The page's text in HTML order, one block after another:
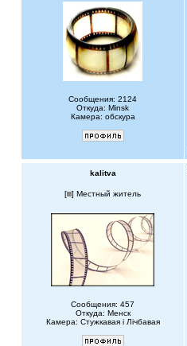
Сообщения: 2124
Откуда: Minsk
Камера: обскура
kalitva
[ ] Местный житель
Сообщения: 457
Откуда: Менск
Камера: Стужкавая i Лічбавая